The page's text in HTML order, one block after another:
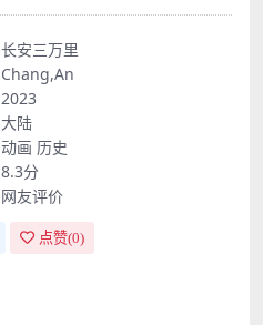
长安三万里
Chang,An
2023
大陆
动画 历史
8.3分
网友评价
点赞(0)